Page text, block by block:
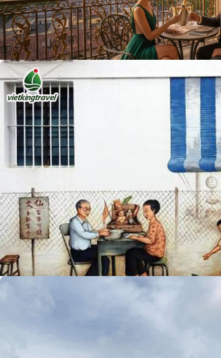
Khách sạn 5 sao châu Âu: Kỳ nghỉ thượng lưu,...
10/03/2026